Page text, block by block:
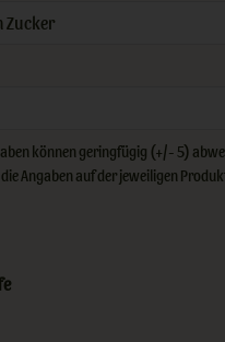
können geringfügig (+/- 5)
Angaben auf der jeweiligen